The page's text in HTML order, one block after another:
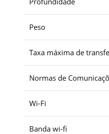
Peso
Taxa máxima de
Normas de
Wi-Fi
Banda wi-fi